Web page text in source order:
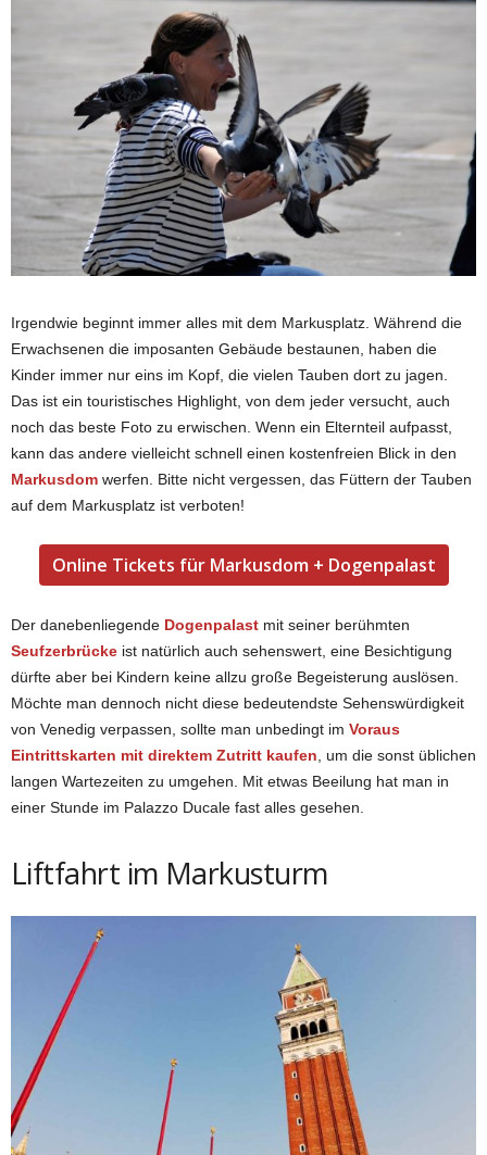
Irgendwie beginnt immer alles mit dem Markusplatz. Während die
Erwachsenen die imposanten Gebäude bestaunen, haben die
Kinder immer nur eins im Kopf, die vielen Tauben dort zu jagen.
Das ist ein touristisches Highlight, von dem jeder versucht, auch
noch das beste Foto zu erwischen. Wenn ein Elternteil aufpasst,
kann das andere vielleicht schnell einen kostenfreien Blick in den
Markusdom werfen. Bitte nicht vergessen, das Füttern der Tauben
auf dem Markusplatz ist verboten!
Online Tickets für Markusdom + Dogenpalast
Der danebenliegende Dogenpalast mit seiner berühmten
Seufzerbrücke ist natürlich auch sehenswert, eine Besichtigung
dürfte aber bei Kindern keine allzu große Begeisterung auslösen.
Möchte man dennoch nicht diese bedeutendste Sehenswürdigkeit
von Venedig verpassen, sollte man unbedingt im Voraus
Eintrittskarten mit direktem Zutritt kaufen, um die sonst üblichen
langen Wartezeiten zu umgehen. Mit etwas Beeilung hat man in
einer Stunde im Palazzo Ducale fast alles gesehen.
Liftfahrt im Markusturm